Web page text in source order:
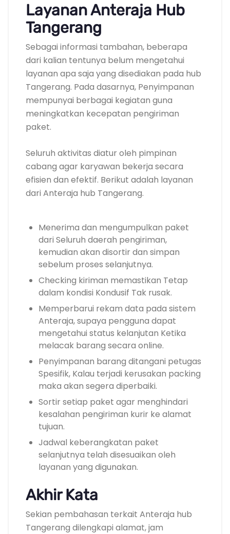
Layanan Anteraja Hub
Tangerang
Sebagai informasi tambahan, beberapa
dari kalian tentunya belum mengetahui
layanan apa saja yang disediakan pada hub
Tangerang. Pada dasarnya, Penyimpanan
mempunyai berbagai kegiatan guna
meningkatkan kecepatan pengiriman
paket.
Seluruh aktivitas diatur oleh pimpinan
cabang agar karyawan bekerja secara
efisien dan efektif. Berikut adalah layanan
dari Anteraja hub Tangerang.
Menerima dan mengumpulkan paket
dari Seluruh daerah pengiriman,
kemudian akan disortir dan simpan
sebelum proses selanjutnya.
Checking kiriman memastikan Tetap
dalam kondisi Kondusif Tak rusak.
Memperbarui rekam data pada sistem
Anteraja, supaya pengguna dapat
mengetahui status kelanjutan Ketika
melacak barang secara online.
Penyimpanan barang ditangani petugas
Spesifik, Kalau terjadi kerusakan packing
maka akan segera diperbaiki.
Sortir setiap paket agar menghindari
kesalahan pengiriman kurir ke alamat
tujuan.
Jadwal keberangkatan paket
selanjutnya telah disesuaikan oleh
layanan yang digunakan.
Akhir Kata
Sekian pembahasan terkait Anteraja hub
Tangerang dilengkapi alamat, jam